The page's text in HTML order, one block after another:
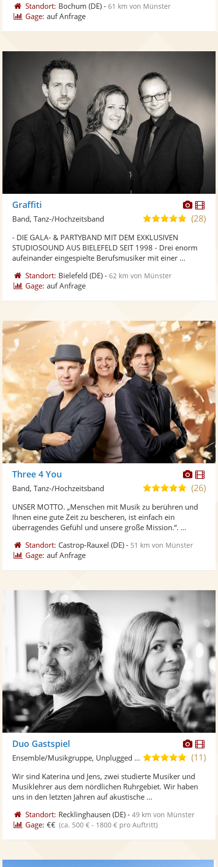
Standort: Bochum (DE) -61 km von Münster
Gage: auf Anfrage
Graffiti
4,9(28)
Band, Tanz-/Hochzeitsband
- DIE GALA- & PARTYBAND MIT DEM EXKLUSIVEN
STUDIOSOUND AUS BIELEFELD SEIT 1998 - Drei enorm
aufeinander eingespielte Berufsmusiker mit einer ...
Standort: Bielefeld (DE) -62 km von Münster
Gage: auf Anfrage
Fotos
Three 4 You
5,0
5
(26)
Band, Tanz-/Hochzeitsband
UNSER MOTTO. „Menschen mit Musik zu berühren und
Ihnen eine gute Zeit zu bescheren, ist einfach ein
überragendes Gefühl und unsere große Mission.“. ...
Standort: Castrop-Rauxel (DE) - 51 km von Münster
Gage: auf Anfrage
Fotos
Duo Gastspiel
5,0
5
(11)
Ensemble/Musikgruppe, Unplugged Band/Akustik Band
Wir sind Katerina und Jens, zwei studierte Musiker und
Musiklehrer aus dem nördlichen Ruhrgebiet. Wir haben
uns in den letzten Jahren auf akustische ...
Standort: Recklinghausen (DE) -49 km von Münster
Gage: €€ (ca. 500 € - 1800 € pro Auftritt)